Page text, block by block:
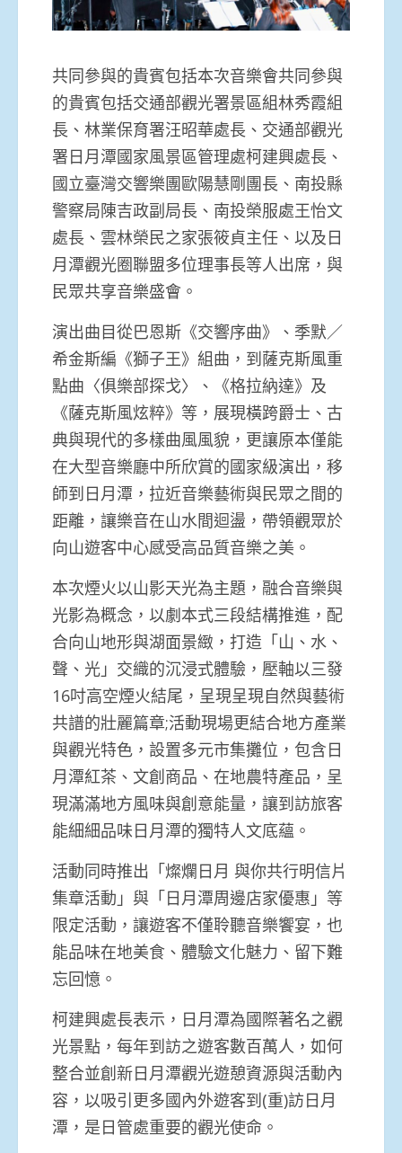
共同參與的貴賓包括本次音樂會共同參與
的貴賓包括交通部觀光署景區組林秀霞組
長、林業保育署汪昭華處長、交通部觀光
署日月潭國家風景區管理處柯建興處長、
國立臺灣交響樂團歐陽慧剛團長、南投縣
警察局陳吉政副局長、南投榮服處王怡文
處長、雲林榮民之家張筱貞主任、以及日
月潭觀光圈聯盟多位理事長等人出席，與
民眾共享音樂盛會。
演出曲目從巴恩斯《交響序曲》、季默／
希金斯編《獅子王》組曲，到薩克斯風重
點曲〈俱樂部探戈〉、《格拉納達》及
《薩克斯風炫粹》等，展現橫跨爵士、古
典與現代的多樣曲風風貌，更讓原本僅能
在大型音樂廳中所欣賞的國家級演出，移
師到日月潭，拉近音樂藝術與民眾之間的
距離，讓樂音在山水間迴盪，帶領觀眾於
向山遊客中心感受高品質音樂之美。
本次煙火以山影天光為主題，融合音樂與
光影為概念，以劇本式三段結構推進，配
合向山地形與湖面景緻，打造「山、水、
聲、光」交織的沉浸式體驗，壓軸以三發
16吋高空煙火結尾，呈現呈現自然與藝術
共譜的壯麗篇章;活動現場更結合地方產業
與觀光特色，設置多元市集攤位，包含日
月潭紅茶、文創商品、在地農特產品，呈
現滿滿地方風味與創意能量，讓到訪旅客
能細細品味日月潭的獨特人文底蘊。
活動同時推出「燦爛日月 與你共行明信片
集章活動」與「日月潭周邊店家優惠」等
限定活動，讓遊客不僅聆聽音樂饗宴，也
能品味在地美食、體驗文化魅力、留下難
忘回憶。
柯建興處長表示，日月潭為國際著名之觀
光景點，每年到訪之遊客數百萬人，如何
整合並創新日月潭觀光遊憩資源與活動內
容，以吸引更多國內外遊客到(重)訪日月
潭，是日管處重要的觀光使命。